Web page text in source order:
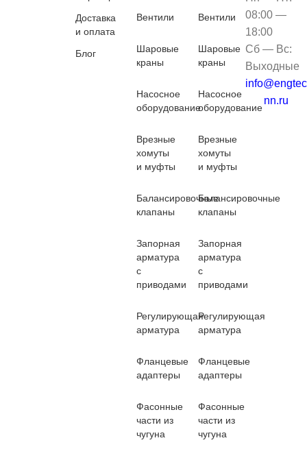
Доставка
и оплата
Блог
Вентили
Шаровые
краны
Насосное
оборудование
Врезные
хомуты
и муфты
Балансировочные
клапаны
Запорная
арматура
с
приводами
Регулирующая
арматура
Фланцевые
адаптеры
Фасонные
части из
чугуна
Вентили
Шаровые
краны
Насосное
оборудование
Врезные
хомуты
и муфты
Балансировочные
клапаны
Запорная
арматура
с
приводами
Регулирующая
арматура
Фланцевые
адаптеры
Фасонные
части из
чугуна
08:00 —
18:00
Сб — Вс:
Выходные
nn.ru